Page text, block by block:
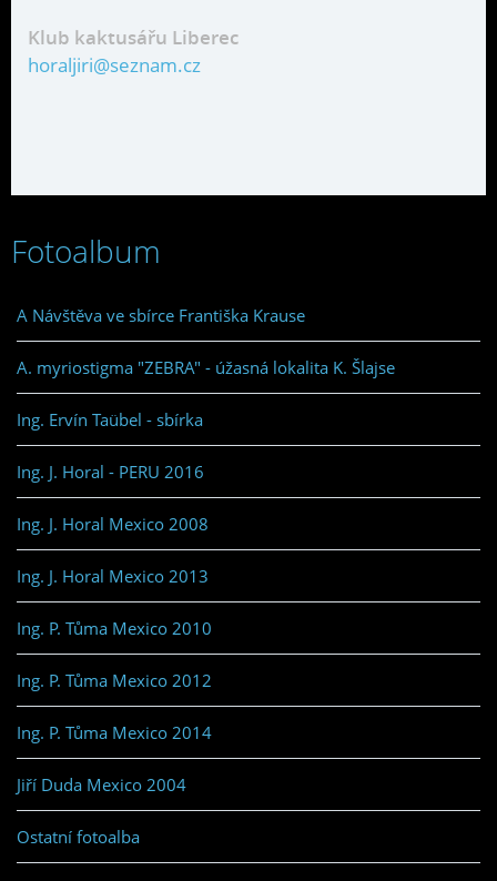
Klub kaktusářu Liberec
horaljiri@seznam.cz
Fotoalbum
A Návštěva ve sbírce Františka Krause
A. myriostigma "ZEBRA" - úžasná lokalita K. Šlajse
Ing. Ervín Taübel - sbírka
Ing. J. Horal - PERU 2016
Ing. J. Horal Mexico 2008
Ing. J. Horal Mexico 2013
Ing. P. Tůma Mexico 2010
Ing. P. Tůma Mexico 2012
Ing. P. Tůma Mexico 2014
Jiří Duda Mexico 2004
Ostatní fotoalba